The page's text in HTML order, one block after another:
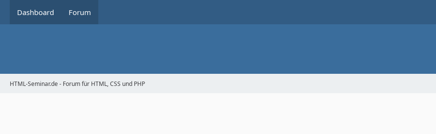
Dashboard Forum
HTML-Seminar.de - Forum für HTML, CSS und PHP